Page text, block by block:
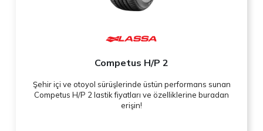
Competus H/P 2
Şehir içi ve otoyol sürüşlerinde üstün performans sunan
Competus H/P 2 lastik fiyatları ve özelliklerine buradan
erişin!